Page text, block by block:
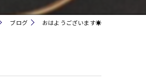
ブログ おはようございます☀